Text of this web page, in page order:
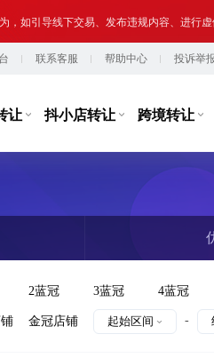
铺用于实施违法、犯罪行为；网络非法外
联系客服 帮助中心 投诉举
让 抖小店转让 跨境转让
2蓝冠 3蓝冠 4蓝冠
金冠店铺 起始区间 -